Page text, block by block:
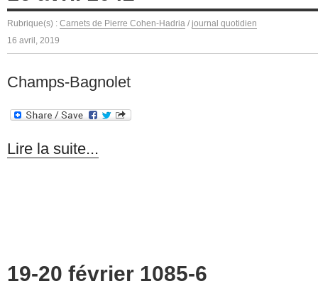
Rubrique(s) : Carnets de Pierre Cohen-Hadria / journal quotidien
16 avril, 2019
Champs-Bagnolet
Lire la suite...
19-20 février 1085-6